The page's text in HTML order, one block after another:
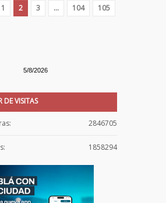
1 2 3 … 104 105
5/8/2026
VISITAS
2846705
1858294